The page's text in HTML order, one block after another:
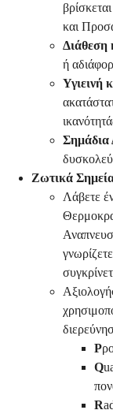
και
Διάθεση
ή
Υγιεινή
Σημάδια
Ζωτικά
Λάβετε
P
Q
R